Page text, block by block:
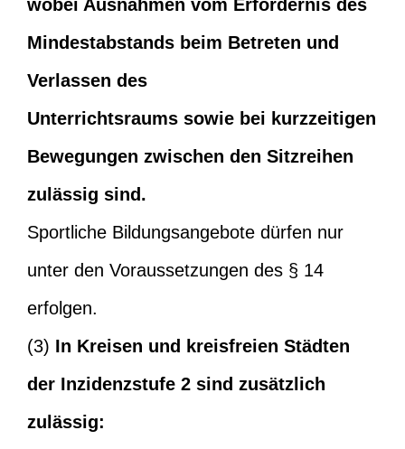
wobei Ausnahmen vom Erfordernis des
Mindestabstands beim Betreten und
Verlassen des
Unterrichtsraums sowie bei kurzzeitigen
Bewegungen zwischen den Sitzreihen
zulässig sind.
Sportliche Bildungsangebote dürfen nur
unter den Voraussetzungen des § 14
erfolgen.
(3) In Kreisen und kreisfreien Städten
der Inzidenzstufe 2 sind zusätzlich
zulässig: